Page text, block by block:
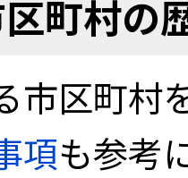
町村の
市区町村
項も参考